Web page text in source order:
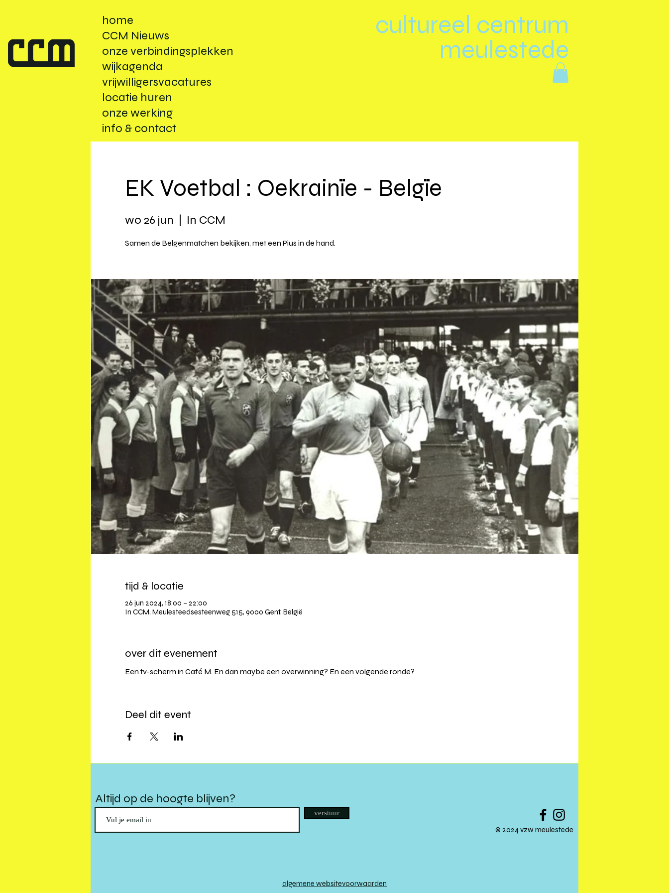
home
CCM Nieuws
onze verbindingsplekken
wijkagenda
vrijwilligersvacatures
locatie huren
onze werking
info & contact
cultureel centrum
meulestede
EK Voetbal : Oekrainïe - Belgïe
wo 26 jun In CCM
Samen de Belgenmatchen bekijken, met een Pius in de hand.
tijd & locatie
26 jun 2024, 18:00 – 22:00
In CCM, Meulesteedsesteenweg 515, 9000 Gent, België
over dit evenement
Een tv-scherm in Café M. En dan maybe een overwinning? En een volgende ronde?
Deel dit event
Altijd op de hoogte blijven?
verstuur
algemene websitevoorwaarden
© 2024 vzw meulestede